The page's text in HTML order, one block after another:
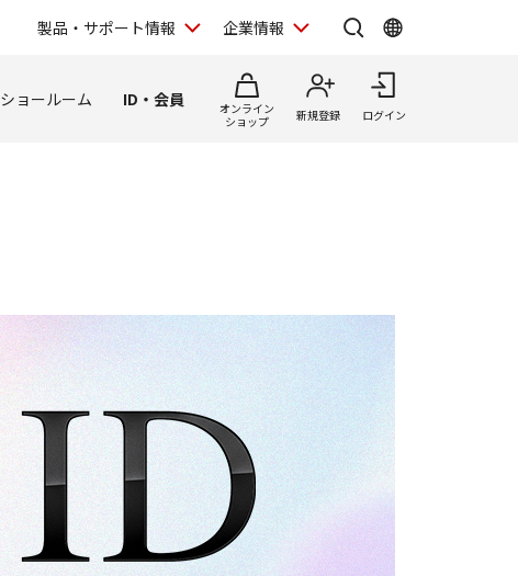
製品・サポート情報 企業情報
ショールーム ID・会員
オンライン
ショップ
新規登録 ログイン